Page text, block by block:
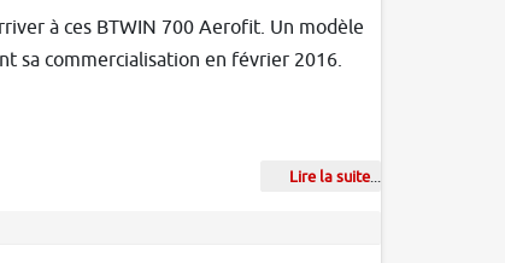
à ces BTWIN 700 Aerofit. Un modèle
sa commercialisation en février 2016.
Lire la suite...